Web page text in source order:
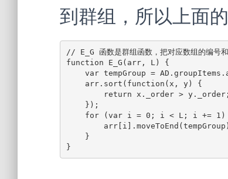
到群组，所以上面
// E_G 函数是群组函数，把对应数组的编号
function E_G(arr, L) {
}